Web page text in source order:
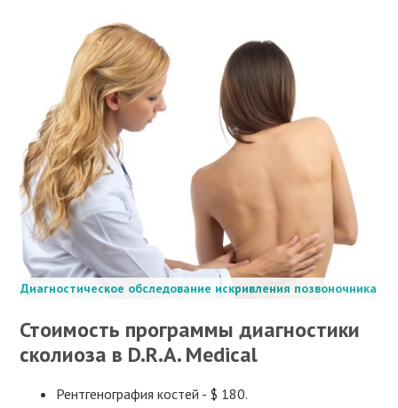
Диагностическое обследование искривления позвоночника
Стоимость программы диагностики
сколиоза в D.R.A. Medical
Рентгенография костей - $ 180.